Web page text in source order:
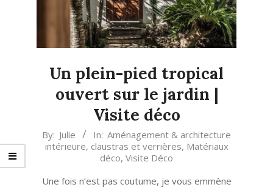
Un plein-pied tropical
ouvert sur le jardin |
Visite déco
2024-
01-
By: Julie In: Aménagement & architecture
intérieure, claustras et verrières, Matériaux
déco, Visite Déco
Une fois n’est pas coutume, je vous emmène